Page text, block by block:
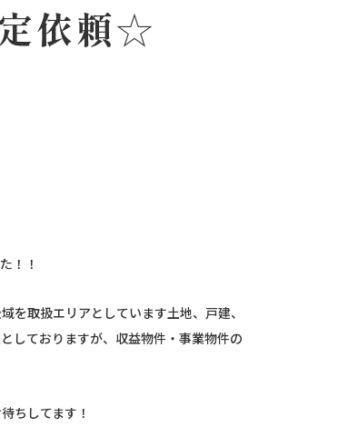
依頼☆
！！
を取扱エリアとしています土地、戸建、
しておりますが、収益物件・事業物件の
ちしてます！